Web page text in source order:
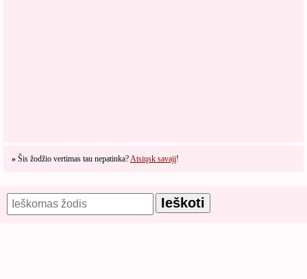
» Šis žodžio vertimas tau nepatinka?Atsiųsk savajį!